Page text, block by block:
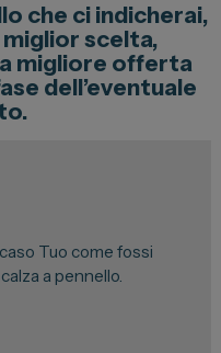
che ci indicherai,
scelta,
migliore offerta
dell’eventuale
Tuo come fossi
a pennello.